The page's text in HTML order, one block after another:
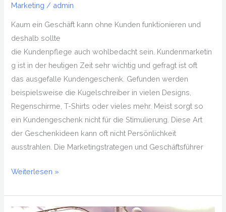
Marketing / admin
Kaum ein Geschäft kann ohne Kunden funktionieren und
deshalb sollte
die Kundenpflege auch wohlbedacht sein. Kundenmarketin
g ist in der heutigen Zeit sehr wichtig und gefragt ist oft
das ausgefalle Kundengeschenk. Gefunden werden
beispielsweise die Kugelschreiber in vielen Designs,
Regenschirme, T-Shirts oder vieles mehr. Meist sorgt so
ein Kundengeschenk nicht für die Stimulierung. Diese Art
der Geschenkideen kann oft nicht Persönlichkeit
ausstrahlen. Die Marketingstrategen und Geschäftsführer
Weiterlesen »